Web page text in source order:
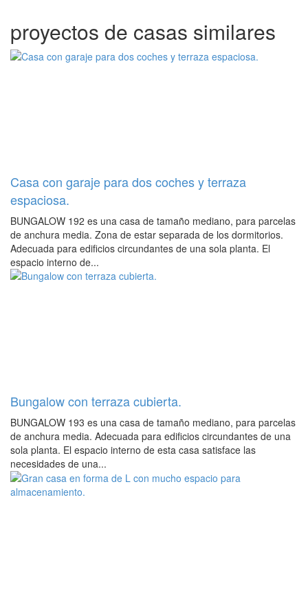
proyectos de casas similares
Casa con garaje para dos coches y terraza
espaciosa.
BUNGALOW 192 es una casa de tamaño mediano, para parcelas
de anchura media. Zona de estar separada de los dormitorios.
Adecuada para edificios circundantes de una sola planta. El
espacio interno de...
Bungalow con terraza cubierta.
BUNGALOW 193 es una casa de tamaño mediano, para parcelas
de anchura media. Adecuada para edificios circundantes de una
sola planta. El espacio interno de esta casa satisface las
necesidades de una...